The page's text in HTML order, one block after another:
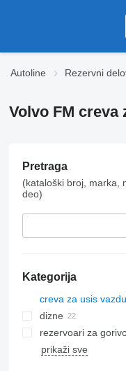
Autoline Rezervni
Volvo FM creva
Pretraga
(kataloški broj, marka,
deo)
Kategorija
creva za usis
dizne
rezervoari za
prikaži sve